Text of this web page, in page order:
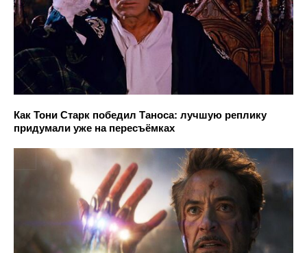
Как Тони Старк победил Таноса: лучшую реплику
придумали уже на пересъёмках